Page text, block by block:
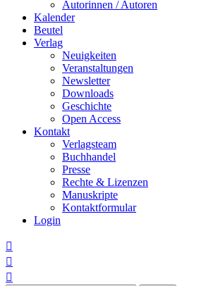
Autorinnen / Autoren
Kalender
Beutel
Verlag
Neuigkeiten
Veranstaltungen
Newsletter
Downloads
Geschichte
Open Access
Kontakt
Verlagsteam
Buchhandel
Presse
Rechte & Lizenzen
Manuskripte
Kontaktformular
Login


